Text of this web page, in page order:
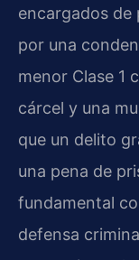
encargados de
por una
menor Clase 1
cárcel y una
que un delito
una pena de
fundamental
defensa